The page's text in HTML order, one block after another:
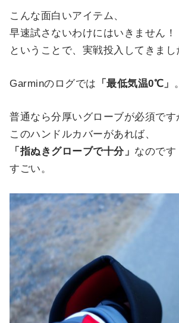
こんな面白いアイテム、
早速試さないわけにはいきません！
ということで、実戦投入してきまし
Garminのログでは 「最低気温0℃」 。
普通なら分厚いグローブが必須です
このハンドルカバーがあれば、
「指ぬきグローブで十分」 なのです
すごい。